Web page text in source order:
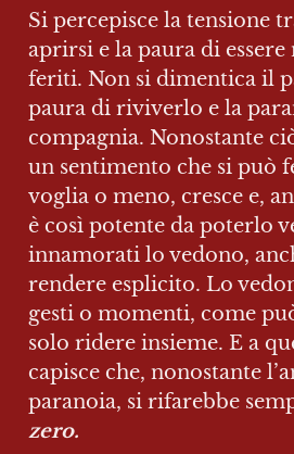
Si percepisce la tensione
aprirsi e la paura di
feriti. Non si dimentica il
paura di riviverlo e la
compagnia. Nonostante
un sentimento che si può
voglia o meno, cresce e,
è così potente da poterlo
innamorati lo vedono,
rendere esplicito. Lo
gesti o momenti, come
solo ridere insieme. E a
capisce che, nonostante
paranoia, si rifarebbe
zero.